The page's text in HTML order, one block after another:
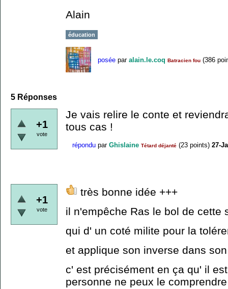
Alain
éducation
posée par alain.le.coq Batracien fou (386
5 Réponses
+1
vote
Je vais relire le conte et
tous cas !
répondu par Ghislaine Tétard déjanté (23 points) 27-
+1
vote
très bonne idée +++
il n'empêche Ras le bol de
qui d' un coté milite pour la
et applique son inverse dans
c' est précisément en ça qu' il
personne ne peux le